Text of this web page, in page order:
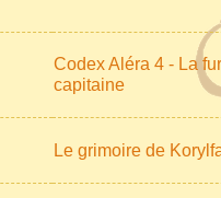
Codex Aléra 4 - La
capitaine
Le grimoire de